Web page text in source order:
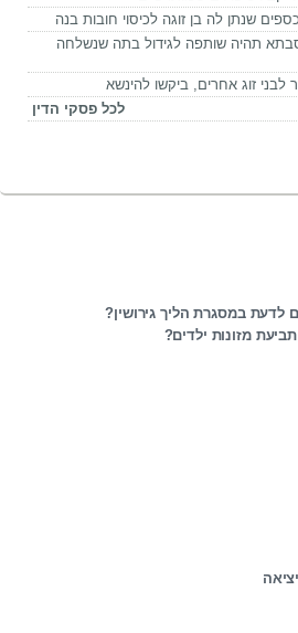
שנתן לה בן זוגה לכיסוי חובות בנה
תהיה שותפה לגידול בתה שנשלחה
לבני זוג אחרים, ביקשו להינשא
לכל פסקי הדין
לדעת במסגרת הליך גירושין?
מזונות ילדים?